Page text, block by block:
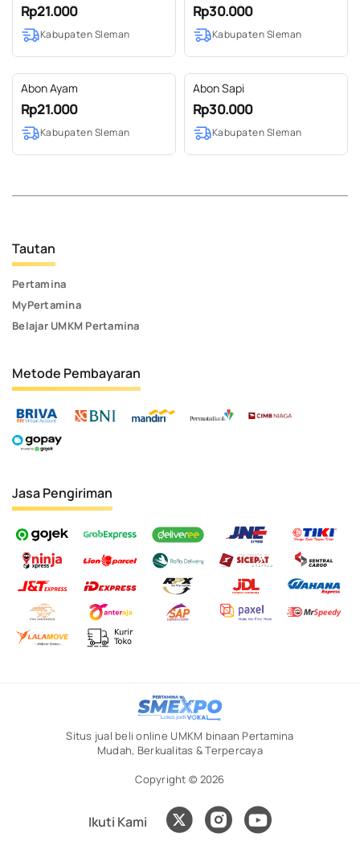
Rp21.000
Kabupaten Sleman
Rp30.000
Kabupaten Sleman
Abon Ayam
Rp21.000
Kabupaten Sleman
Abon Sapi
Rp30.000
Kabupaten Sleman
Tautan
Pertamina
MyPertamina
Belajar UMKM Pertamina
Metode Pembayaran
Jasa Pengiriman
Situs jual beli online UMKM binaan Pertamina
Mudah, Berkualitas & Terpercaya
Copyright © 2026
Ikuti Kami